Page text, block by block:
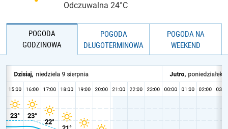
Odczuwalna 24°C
POGODA
GODZINOWA
POGODA
DŁUGOTERMINOWA
POGODA NA
WEEKEND